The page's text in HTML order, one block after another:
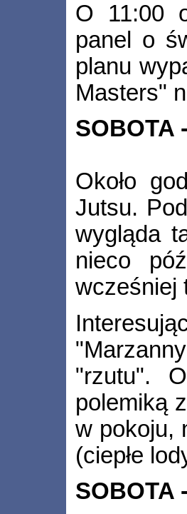
O 11:00
panel o
planu
Masters"
SOBOTA
Około
Jutsu.
wygląda
nieco
wcześniej
"rzutu".
polemiką
w pokoju,
(ciepłe
SOBOTA